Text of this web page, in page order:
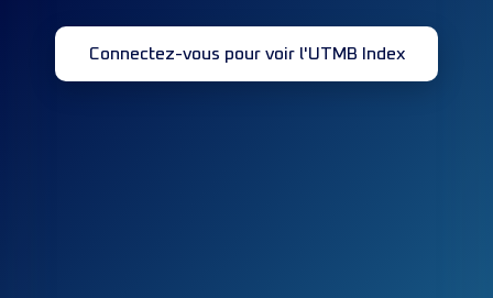
Connectez-vous pour voir l'UTMB Index